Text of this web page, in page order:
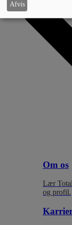
Om os
Lær
og profil.
Afvis